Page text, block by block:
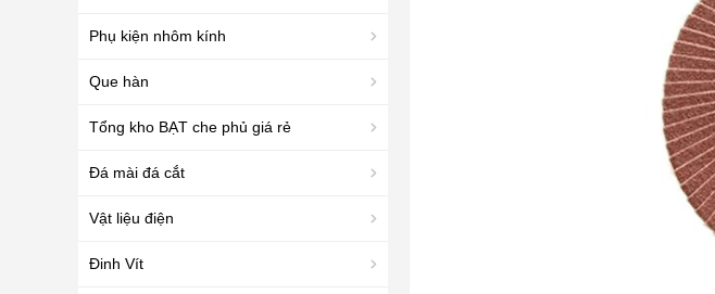
Phụ kiện nhôm kính
Que hàn
Tổng kho BẠT che phủ giá rẻ
Đá mài đá cắt
Vật liệu điện
Đinh Vít